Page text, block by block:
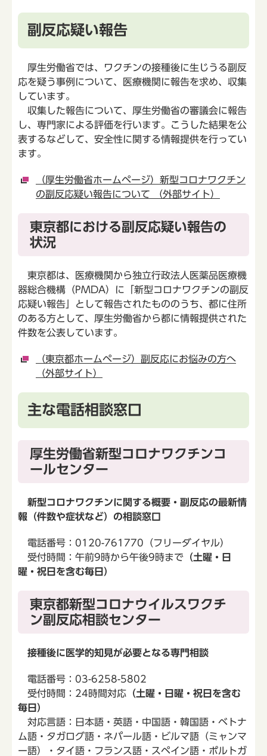
副反応疑い報告
厚生労働省では、ワクチンの接種後に生じうる副反
応を疑う事例について、医療機関に報告を求め、収集
しています。
収集した報告について、厚生労働省の審議会に報告
し、専門家による評価を行います。こうした結果を公
表するなどして、安全性に関する情報提供を行ってい
ます。
（厚生労働省ホームページ）新型コロナワクチン
の副反応疑い報告について （外部サイト）
東京都における副反応疑い報告の
状況
東京都は、医療機関から独立行政法人医薬品医療機
器総合機構（PMDA）に「新型コロナワクチンの副反
応疑い報告」として報告されたもののうち、都に住所
のある方として、厚生労働省から都に情報提供された
件数を公表しています。
（東京都ホームページ）副反応にお悩みの方へ
（外部サイト）
主な電話相談窓口
厚生労働省新型コロナワクチンコ
ールセンター
新型コロナワクチンに関する概要・副反応の最新情
報（件数や症状など）の相談窓口
電話番号：0120-761770（フリーダイヤル）
受付時間：午前9時から午後9時まで （土曜・日
曜・祝日を含む毎日）
東京都新型コロナウイルスワクチ
ン副反応相談センター
接種後に医学的知見が必要となる専門相談
電話番号：03-6258-5802
受付時間：24時間対応 （土曜・日曜・祝日を含む
毎日）
対応言語：日本語・英語・中国語・韓国語・ベトナ
ム語・タガログ語・ネパール語・ビルマ語（ミャンマ
ー語）・タイ語・フランス語・スペイン語・ポルトガ